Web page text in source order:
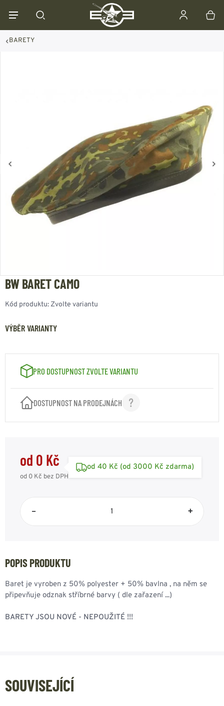
BARETY
BW BARET CAMO
Kód produktu: Zvolte variantu
VÝBĚR VARIANTY
PRO DOSTUPNOST ZVOLTE VARIANTU
DOSTUPNOST NA PRODEJNÁCH
od 0 Kč
od 0 Kč bez DPH
od 40 Kč (od 3000 Kč zdarma)
– +
POPIS PRODUKTU
Baret je vyroben z 50% polyester + 50% bavlna , na něm se
připevňuje odznak stříbrné barvy ( dle zařazení ...)
BARETY JSOU NOVÉ - NEPOUŽITÉ !!!
SOUVISEJÍCÍ